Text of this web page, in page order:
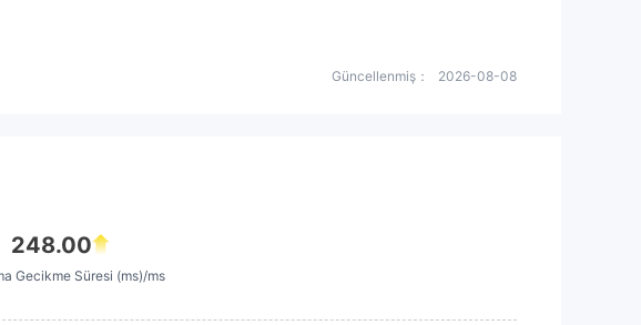
Güncellenmiş： 2026-08-08
248.00
Gecikme Süresi (ms)/ms